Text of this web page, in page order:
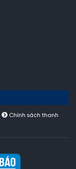
Chính sách thanh